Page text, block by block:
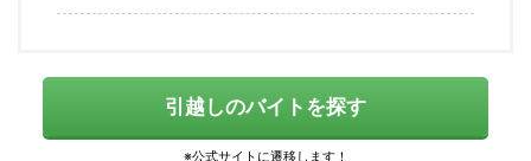
引越しのバイトを探す